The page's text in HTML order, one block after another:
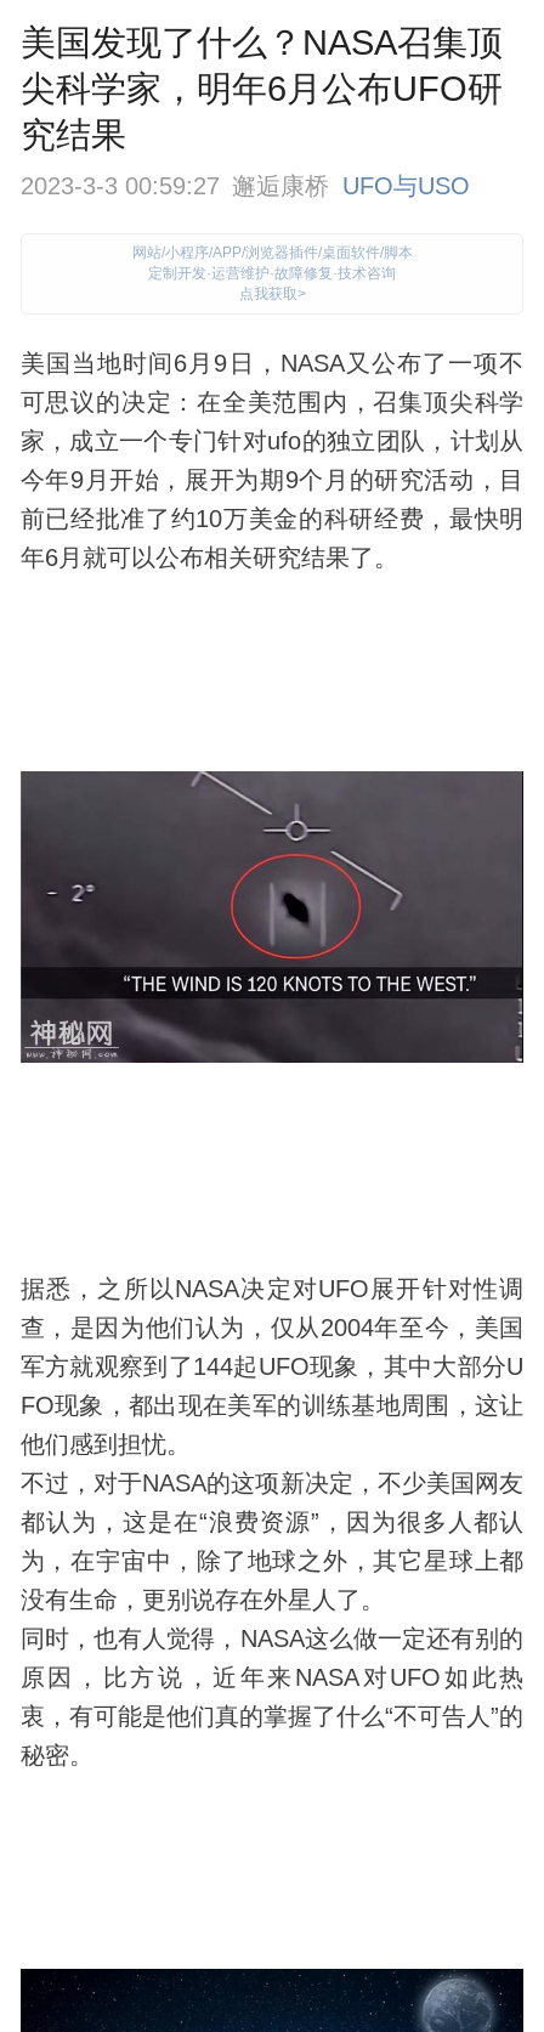
美国发现了什么？NASA召集顶
尖科学家，明年6月公布UFO研
究结果
2023-3-3 00:59:27 邂逅康桥 UFO与USO
网站/小程序/APP/浏览器插件/桌面软件/脚本
定制开发·运营维护·故障修复·技术咨询
点我获取>
美国当地时间6月9日，NASA又公布了一项不
可思议的决定：在全美范围内，召集顶尖科学
家，成立一个专门针对ufo的独立团队，计划从
今年9月开始，展开为期9个月的研究活动，目
前已经批准了约10万美金的科研经费，最快明
年6月就可以公布相关研究结果了。
据悉，之所以NASA决定对UFO展开针对性调
查，是因为他们认为，仅从2004年至今，美国
军方就观察到了144起UFO现象，其中大部分U
FO现象，都出现在美军的训练基地周围，这让
他们感到担忧。
不过，对于NASA的这项新决定，不少美国网友
都认为，这是在“浪费资源”，因为很多人都认
为，在宇宙中，除了地球之外，其它星球上都
没有生命，更别说存在外星人 了。
同时，也有人觉得，NASA这么做一定还有别的
原因，比方说，近年来NASA对UFO如此热
衷，有可能是他们真的掌握了什么“不可告人”的
秘密。